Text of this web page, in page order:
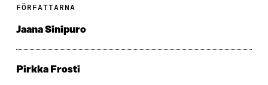
FÖRFATTARNA
Jaana Sinipuro
Pirkka Frosti